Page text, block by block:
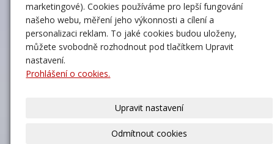
marketingové). Cookies používáme pro lepší fungování
našeho webu, měření jeho výkonnosti a cílení a
personalizaci reklam. To jaké cookies budou uloženy,
můžete svobodně rozhodnout pod tlačítkem Upravit
nastavení.
Prohlášení o cookies.
Upravit nastavení
Odmítnout cookies